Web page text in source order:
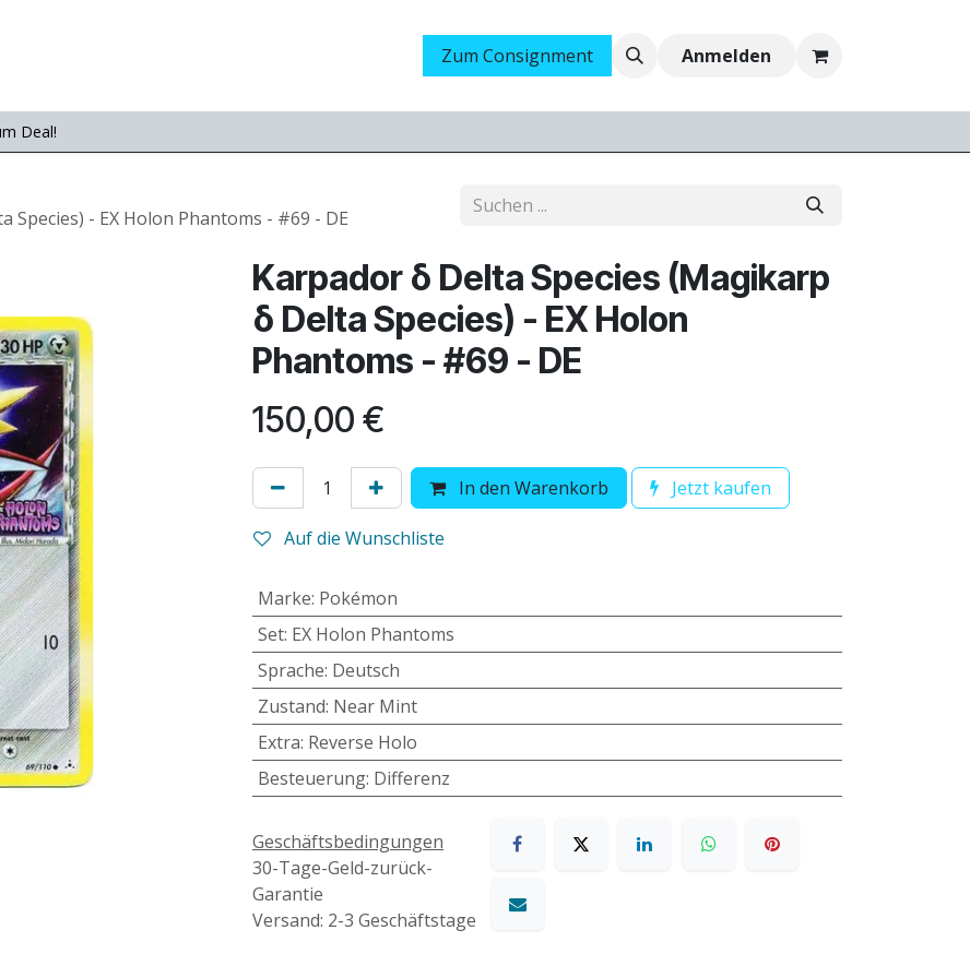
Messen Ankauf Jobs
Zum Consignment Anmelden
Deal!
Species) - EX Holon Phantoms - #69 - DE
Karpador δ Delta Species (Magikarp
δ Delta Species) - EX Holon
Phantoms - #69 - DE
150,00 €
In den Warenkorb Jetzt kaufen
Auf die Wunschliste
Marke: Pokémon
Set: EX Holon Phantoms
Sprache: Deutsch
Zustand: Near Mint
Extra: Reverse Holo
Besteuerung: Differenz
Geschäftsbedingungen
30-Tage-Geld-zurück-
Garantie
Versand: 2-3 Geschäftstage